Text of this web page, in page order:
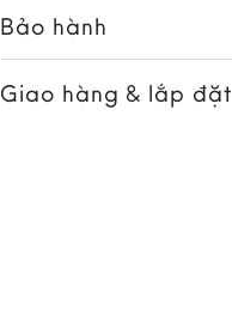
Bảo hành
Giao hàng & lắp đặt